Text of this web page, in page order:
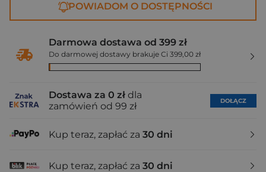
POWIADOM O DOSTĘPNOŚCI
Darmowa dostawa od 399 zł
Do darmowej dostawy brakuje Ci 399,00 zł
Dostawa za 0 zł dla
zamówień od 99 zł
DOŁĄCZ
Kup teraz, zapłać za 30 dni
Kup teraz, zapłać za 30 dni